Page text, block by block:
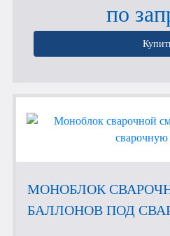
по
МОНОБЛОК
БАЛЛОНОВ ПОД